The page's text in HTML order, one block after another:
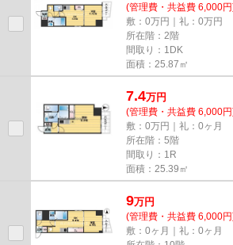
(管理費・共益費 6,000
敷：0万円｜礼：0万円
所在階：2階
間取り：1DK
面積：25.87㎡
7.4万円
(管理費・共益費 6,000
敷：0万円｜礼：0ヶ月
所在階：5階
間取り：1R
面積：25.39㎡
9万円
(管理費・共益費 6,000
敷：0ヶ月｜礼：0ヶ月